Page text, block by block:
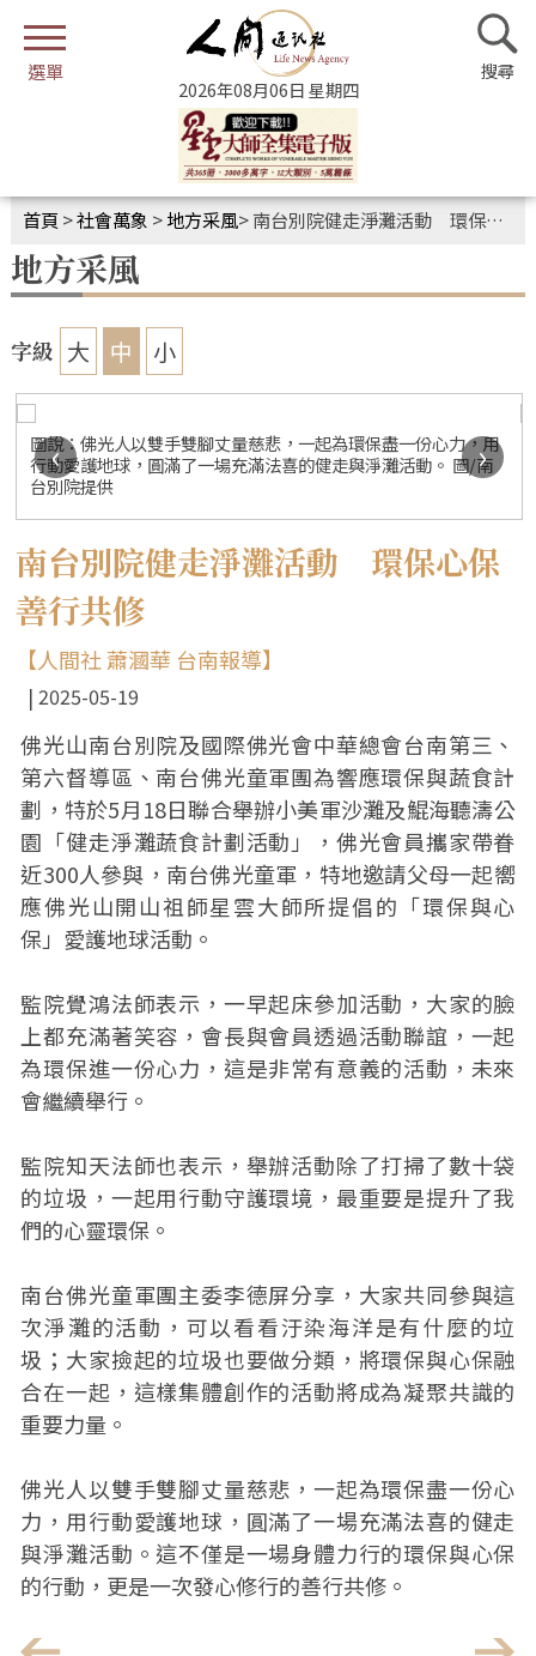
2026年08月06日 星期四
首頁 >社會萬象 >地方采風>南台別院健走淨灘活動 環保心保善行共修
地方采風
字級 大 中 小
圖說：佛光人以雙手雙腳丈量慈悲，一起為環保盡一份心力，用
行動愛護地球，圓滿了一場充滿法喜的健走與淨灘活動。 圖/南
台別院提供
‹ ›
南台別院健走淨灘活動 環保心保
善行共修
【人間社 蕭漍華 台南報導】
2025-05-19
佛光山南台別院及國際佛光會中華總會台南第三、
第六督導區、南台佛光童軍團為響應環保與蔬食計
劃，特於5月18日聯合舉辦小美軍沙灘及鯤海聽濤公
園「健走淨灘蔬食計劃活動」，佛光會員攜家帶眷
近300人參與，南台佛光童軍，特地邀請父母一起嚮
應佛光山開山祖師星雲大師所提倡的「環保與心
保」愛護地球活動。
監院覺鴻法師表示，一早起床參加活動，大家的臉
上都充滿著笑容，會長與會員透過活動聯誼，一起
為環保進一份心力，這是非常有意義的活動，未來
會繼續舉行。
監院知天法師也表示，舉辦活動除了打掃了數十袋
的垃圾，一起用行動守護環境，最重要是提升了我
們的心靈環保。
南台佛光童軍團主委李德屏分享，大家共同參與這
次淨灘的活動，可以看看汙染海洋是有什麼的垃
圾；大家撿起的垃圾也要做分類，將環保與心保融
合在一起，這樣集體創作的活動將成為凝聚共識的
重要力量。
佛光人以雙手雙腳丈量慈悲，一起為環保盡一份心
力，用行動愛護地球，圓滿了一場充滿法喜的健走
與淨灘活動。這不僅是一場身體力行的環保與心保
的行動，更是一次發心修行的善行共修。